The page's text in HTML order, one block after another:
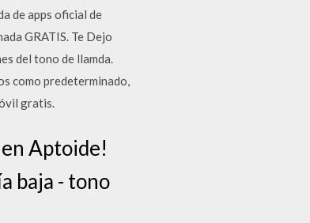
de apps oficial de
GRATIS. Te Dejo
del tono de llamda.
como predeterminado,
gratis.
Aptoide!
baja - tono